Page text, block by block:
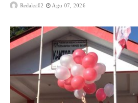
Redaksi02 Agu 07, 2026